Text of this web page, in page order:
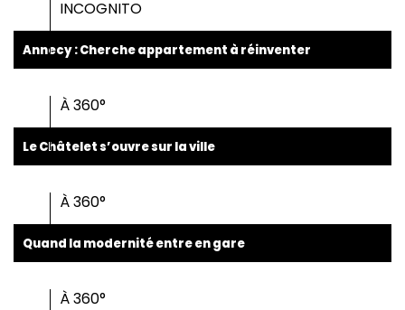
INCOGNITO
Annecy : Cherche appartement à réinventer
À 360°
Le Châtelet s’ouvre sur la ville
À 360°
Quand la modernité entre en gare
À 360°